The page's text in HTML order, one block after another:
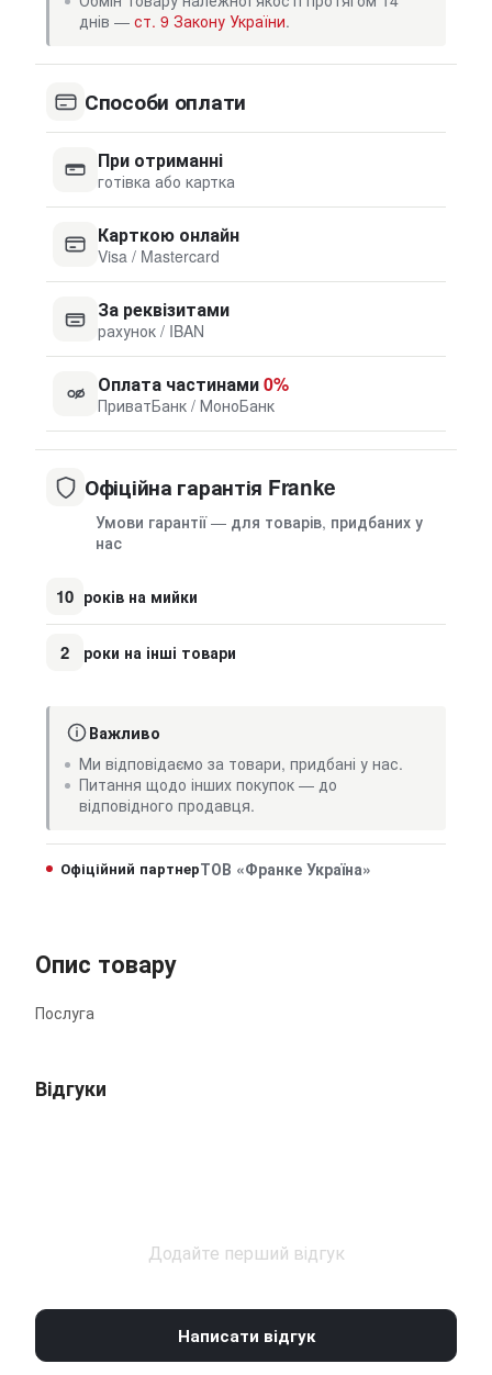
днів — ст. 9 Закону України.
Способи оплати
При отриманні
готівка або картка
Карткою онлайн
Visa / Mastercard
За реквізитами
рахунок / IBAN
Оплата частинами0%
ПриватБанк / МоноБанк
Офіційна гарантія Franke
Умови гарантії — для товарів, придбаних у
нас
10 років на мийки
2 роки на інші товари
Важливо
Ми відповідаємо за товари, придбані у нас.
Питання щодо інших покупок — до
відповідного продавця.
Офіційний партнерТОВ «Франке Україна»
Опис товару
Послуга
Відгуки
Додайте перший відгук
Написати відгук